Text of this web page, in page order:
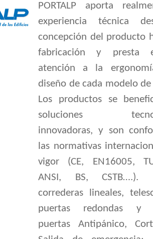
PORTALP aporta
experiencia técnica
concepción del producto
fabricación y presta
atención a la
diseño de cada modelo
Los productos se
soluciones
innovadoras, y son
las normativas
vigor (CE, EN16005,
ANSI, BS, CSTB….).
correderas lineales,
puertas redondas y
puertas Antipánico,